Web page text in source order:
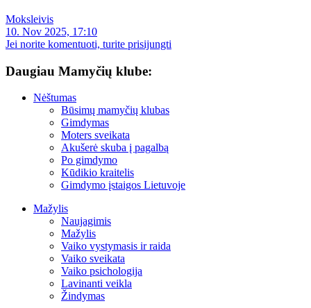
Moksleivis
10. Nov 2025, 17:10
Jei norite komentuoti, turite prisijungti
Daugiau Mamyčių klube:
Nėštumas
Būsimų mamyčių klubas
Gimdymas
Moters sveikata
Akušerė skuba į pagalbą
Po gimdymo
Kūdikio kraitelis
Gimdymo įstaigos Lietuvoje
Mažylis
Naujagimis
Mažylis
Vaiko vystymasis ir raida
Vaiko sveikata
Vaiko psichologija
Lavinanti veikla
Žindymas